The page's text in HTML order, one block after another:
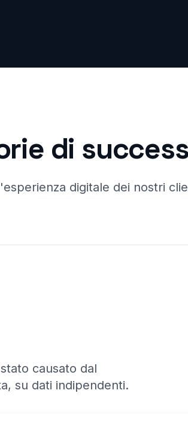
di
digitale dei nostri
causato dal
su dati indipendenti.